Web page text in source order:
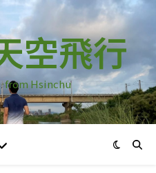
空飛行
Hsinchu